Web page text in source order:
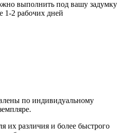
выполнить под вашу задумку
1-2 рабочих дней
по индивидуальному
их различия и более быстрого